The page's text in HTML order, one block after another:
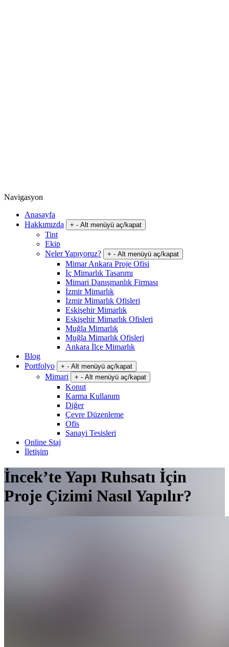
Navigasyon
Anasayfa
Hakkımızda
+ - Alt menüyü aç/kapat
Tint
Ekip
Neler Yapıyoruz?
+ - Alt menüyü aç/kapat
Mimar Ankara Proje Ofisi
İç Mimarlık Tasarımı
Mimari Danışmanlık Firması
İzmir Mimarlık
İzmir Mimarlık Ofisleri
Eskişehir Mimarlık
Eskişehir Mimarlık Ofisleri
Muğla Mimarlık
Muğla Mimarlık Ofisleri
Ankara İlçe Mimarlık
Blog
Portfolyo
+ - Alt menüyü aç/kapat
Mimari + - Alt menüyü aç/kapat
Konut
Karma Kullanım
Diğer
Çevre Düzenleme
Ofis
Sanayi Tesisleri
Online Staj
İletişim
İncek’te Yapı Ruhsatı İçin
Proje Çizimi Nasıl Yapılır?